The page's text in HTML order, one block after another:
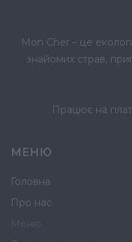
Mon Cher – це
знайомих страв,
Працює на
МЕНЮ
Головна
Про нас
Меню